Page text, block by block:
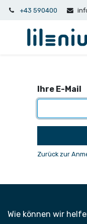
+43 590400
Ihre E-Mail
Zurück zur
Wie können wir